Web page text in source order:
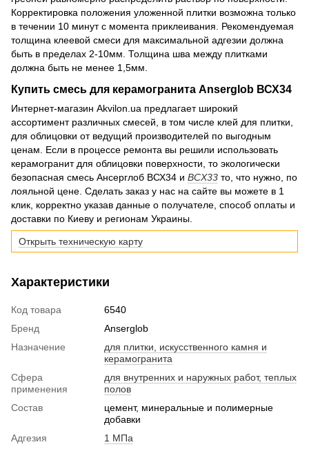
Корректировка положения уложенной плитки возможна только
в течении 10 минут с момента приклеивания. Рекомендуемая
толщина клеевой смеси для максимальной адгезии должна
быть в пределах 2-10мм. Толщина шва между плитками
должна быть не менее 1,5мм.
Купить смесь для керамогранита Anserglob ВСХ34
Интернет-магазин Akvilon.ua предлагает широкий
ассортимент различных смесей, в том числе клей для плитки,
для облицовки от ведущий производителей по выгодным
ценам. Если в процессе ремонта вы решили использовать
керамогранит для облицовки поверхности, то экологически
безопасная смесь Ансерглоб ВСХ34 и BCX33 то, что нужно, по
лояльной цене. Сделать заказ у нас на сайте вы можете в 1
клик, корректно указав данные о получателе, способ оплаты и
доставки по Киеву и регионам Украины.
Открыть техническую карту
Характеристики
Код товара
6540
Бренд
Anserglob
Назначение
для плитки, искусственного камня и
керамогранита
Сфера
применения
для внутренних и наружных работ, теплых
полов
Состав
цемент, минеральные и полимерные
добавки
Адгезия
1 МПа